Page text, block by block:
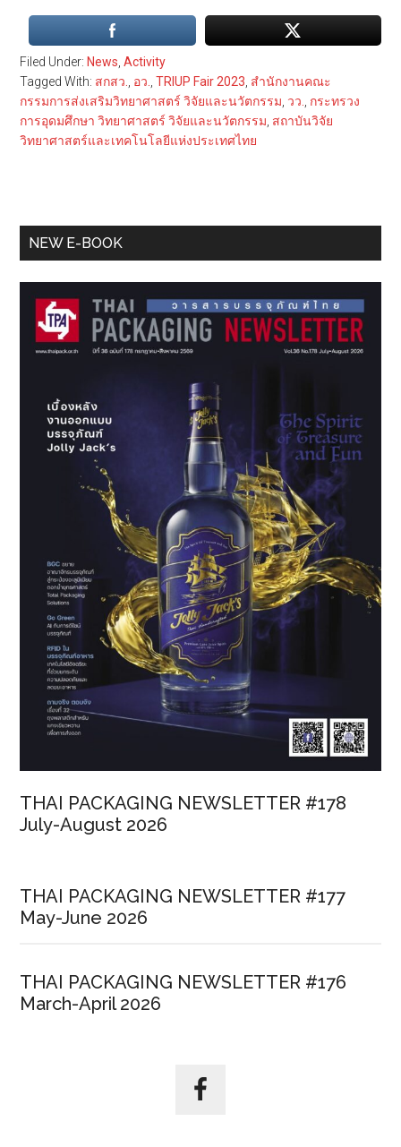
Filed Under: News ,Activity
Tagged With: สกสว. อว. ,TRIUP Fair 2023 สำนักงานคณะ
กรรมการส่งเสริมวิทยาศาสตร์ วิจัยและนวัตกรรม วว.
กระทรวง
การอุดมศึกษา วิทยาศาสตร์ วิจัยและนวัตกรรม สถาบันวิจัย
วิทยาศาสตร์และเทคโนโลยีแห่งประเทศไทย
Primary
NEW E-BOOK
THAI PACKAGING NEWSLETTER #178
July-August 2026
THAI PACKAGING NEWSLETTER #177
May-June 2026
THAI PACKAGING NEWSLETTER #176
March-April 2026